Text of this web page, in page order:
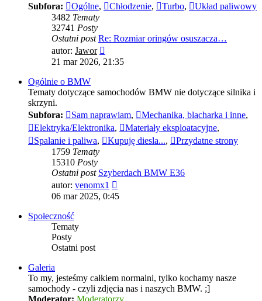
Subfora:
Ogólne, Chłodzenie, Turbo,
Układ paliwowy
3482 Tematy
32741 Posty
Ostatni post Re: Rozmiar oringów osuszacza…
autor: Jawor
najnowszy
21 mar 2026, 21:35
Ogólnie o BMW
Tematy dotyczące samochodów BMW nie dotyczące silnika i
skrzyni.
Subfora:
Sam naprawiam, Mechanika, blacharka i inne,
Elektryka/Elektronika, Materiały eksploatacyjne,
Spalanie i paliwa, Kupuję diesla...,
Przydatne strony
1759 Tematy
15310 Posty
Ostatni post Szyberdach BMW E36
autor: venomx1
najnowszy
06 mar 2025, 0:45
Społeczność
Tematy
Posty
Ostatni post
Galeria
To my, jesteśmy całkiem normalni, tylko kochamy nasze
samochody - czyli zdjęcia nas i naszych BMW. ;]
Moderator: Moderatorzy